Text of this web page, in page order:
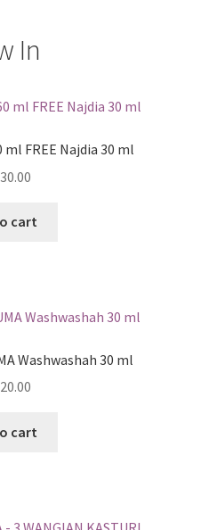
In
ml FREE Najdia 30 ml
cart
Washwashah 30 ml
cart